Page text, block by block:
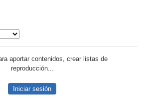
aportar contenidos, crear listas de
reproducción...
Iniciar sesión